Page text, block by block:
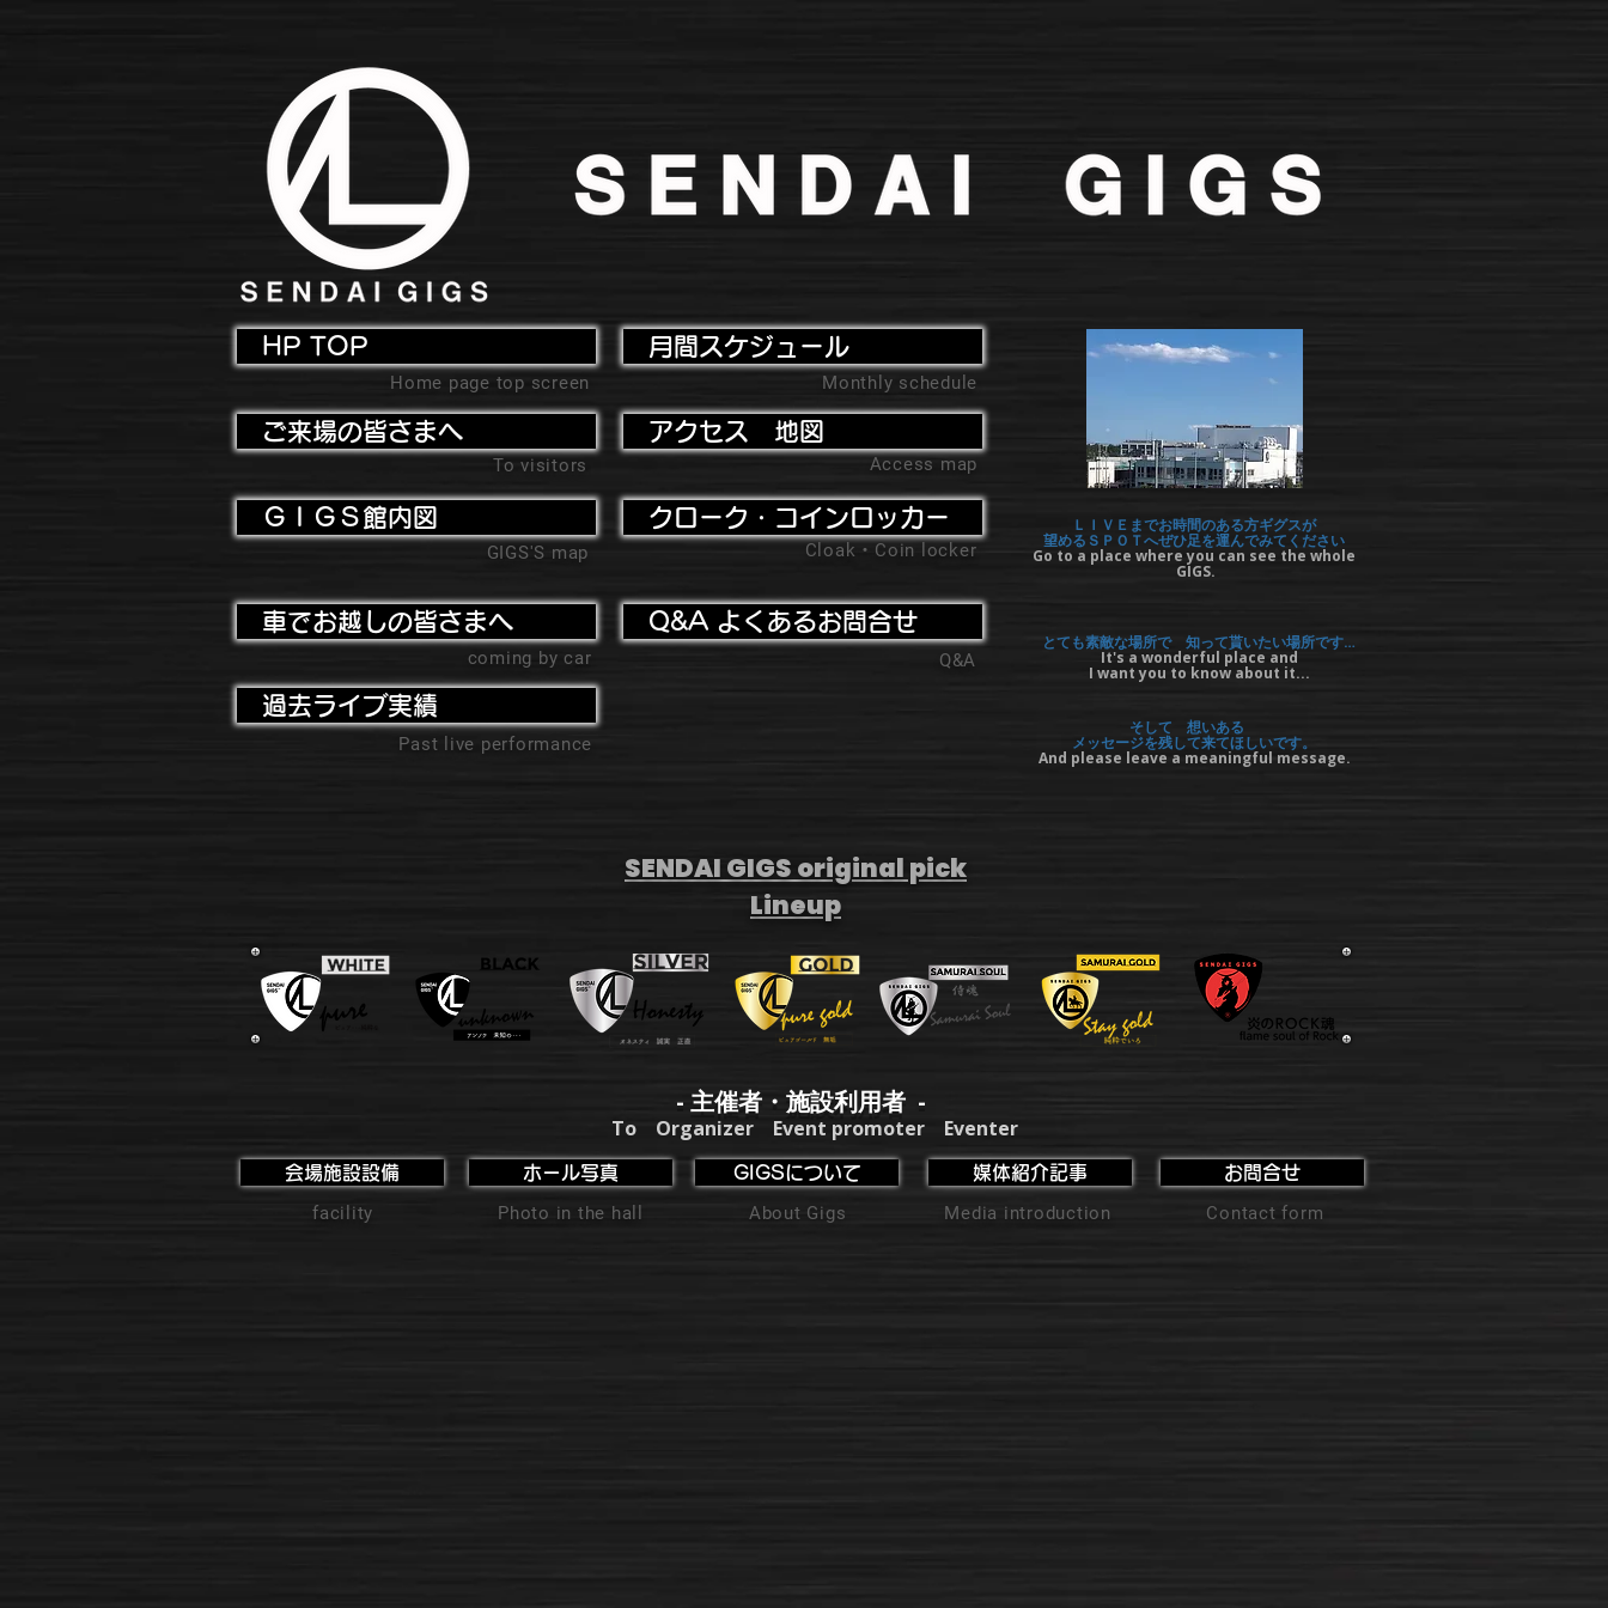
HP TOP
Home page top screen
ご来場の皆さまへ
To visitors
ＧＩＧＳ館内図
GIGS'S map
月間スケジュール
Monthly schedule
アクセス 地図
Access map
クローク・コインロッカー
Cloak・Coin locker
車でお越しの皆さまへ
coming by car
過去ライブ実績
Past live performance
Q&A よくあるお問合せ
Q&A
ＬＩＶＥまでお時間のある方ギグスが
望めるＳＰＯＴへぜひ足を運んでみてください
Go to a place where you can see the whole
GIGS.
とても素敵な場所で 知って貰いたい場所です…
It's a wonderful place and
I want you to know about it...
そして 想いある
メッセージを残して来てほしいです。
And please leave a meaningful message.
SENDAI GIGS original pick
Lineup
- 主催者・施設利用者 -
To Organizer Event promoter Eventer
会場施設設備
facility
ホール写真
Photo in the hall
GIGSについて
About Gigs
媒体紹介記事
Media introduction
お問合せ
Contact form